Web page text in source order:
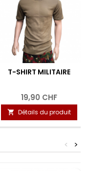
T-SHIRT MILITAIRE
19,90 CHF
 Détails du produit
>
<